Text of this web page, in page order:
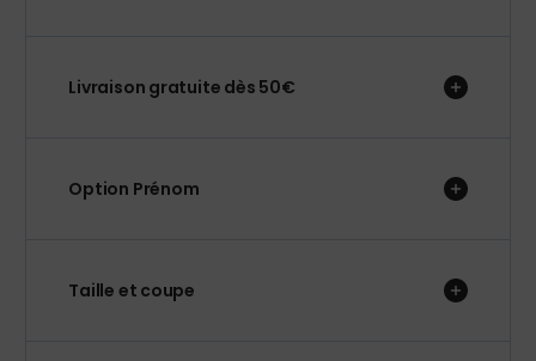
Livraison gratuite dès 50€
Option Prénom
Taille et coupe